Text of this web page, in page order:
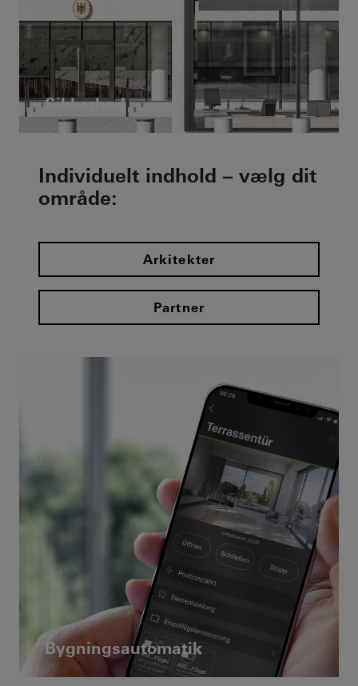
Sikkerhed
Individuelt indhold – vælg dit
område:
Arkitekter
Partner
Bygningsautomatik